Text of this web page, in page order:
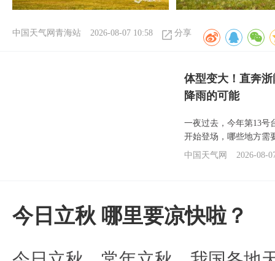
中国天气网青海站 2026-08-07 10:58 分享
体型变大！直奔
降雨的可能
一夜过去，今年第13号
开始登场，哪些地方需
中国天气网
2026-08-
今日立秋 哪里要凉快啦？